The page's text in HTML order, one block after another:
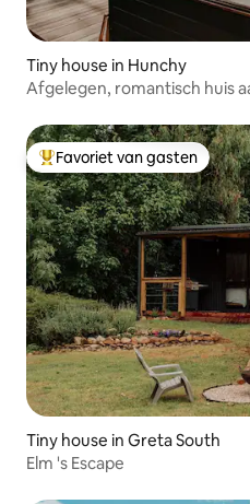
Tiny house in Hunchy
Afgelegen, romantisch huis
Topfavoriet van gasten
Favoriet van gasten
Tiny house in Greta South
Elm 's Escape